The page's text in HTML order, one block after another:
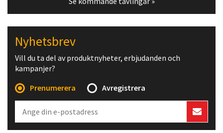
Nyhetsbrev
Vill du ta del av produktnyheter, erbjudanden och
kampanjer?
Prenumerera
Avregistrera